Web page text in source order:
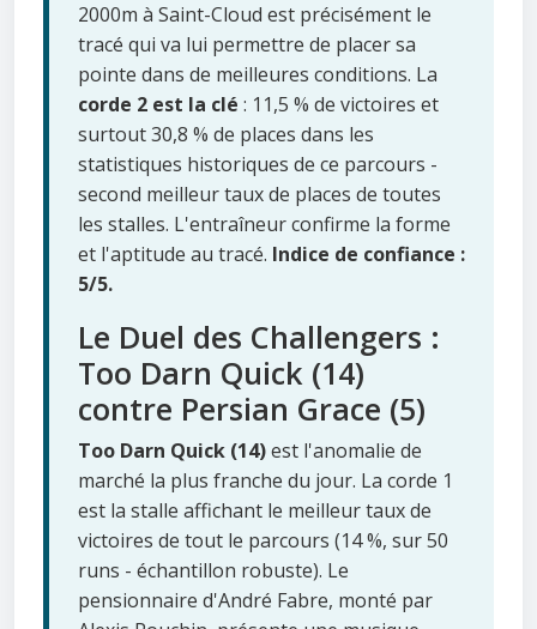
2000m à Saint-Cloud est précisément le
tracé qui va lui permettre de placer sa
pointe dans de meilleures conditions. La
corde 2 est la clé : 11,5 % de victoires et
surtout 30,8 % de places dans les
statistiques historiques de ce parcours -
second meilleur taux de places de toutes
les stalles. L'entraîneur confirme la forme
et l'aptitude au tracé. Indice de confiance :
5/5.
Le Duel des Challengers :
Too Darn Quick (14)
contre Persian Grace (5)
Too Darn Quick (14)est l'anomalie de
marché la plus franche du jour. La corde 1
est la stalle affichant le meilleur taux de
victoires de tout le parcours (14 %, sur 50
runs - échantillon robuste). Le
pensionnaire d'André Fabre, monté par